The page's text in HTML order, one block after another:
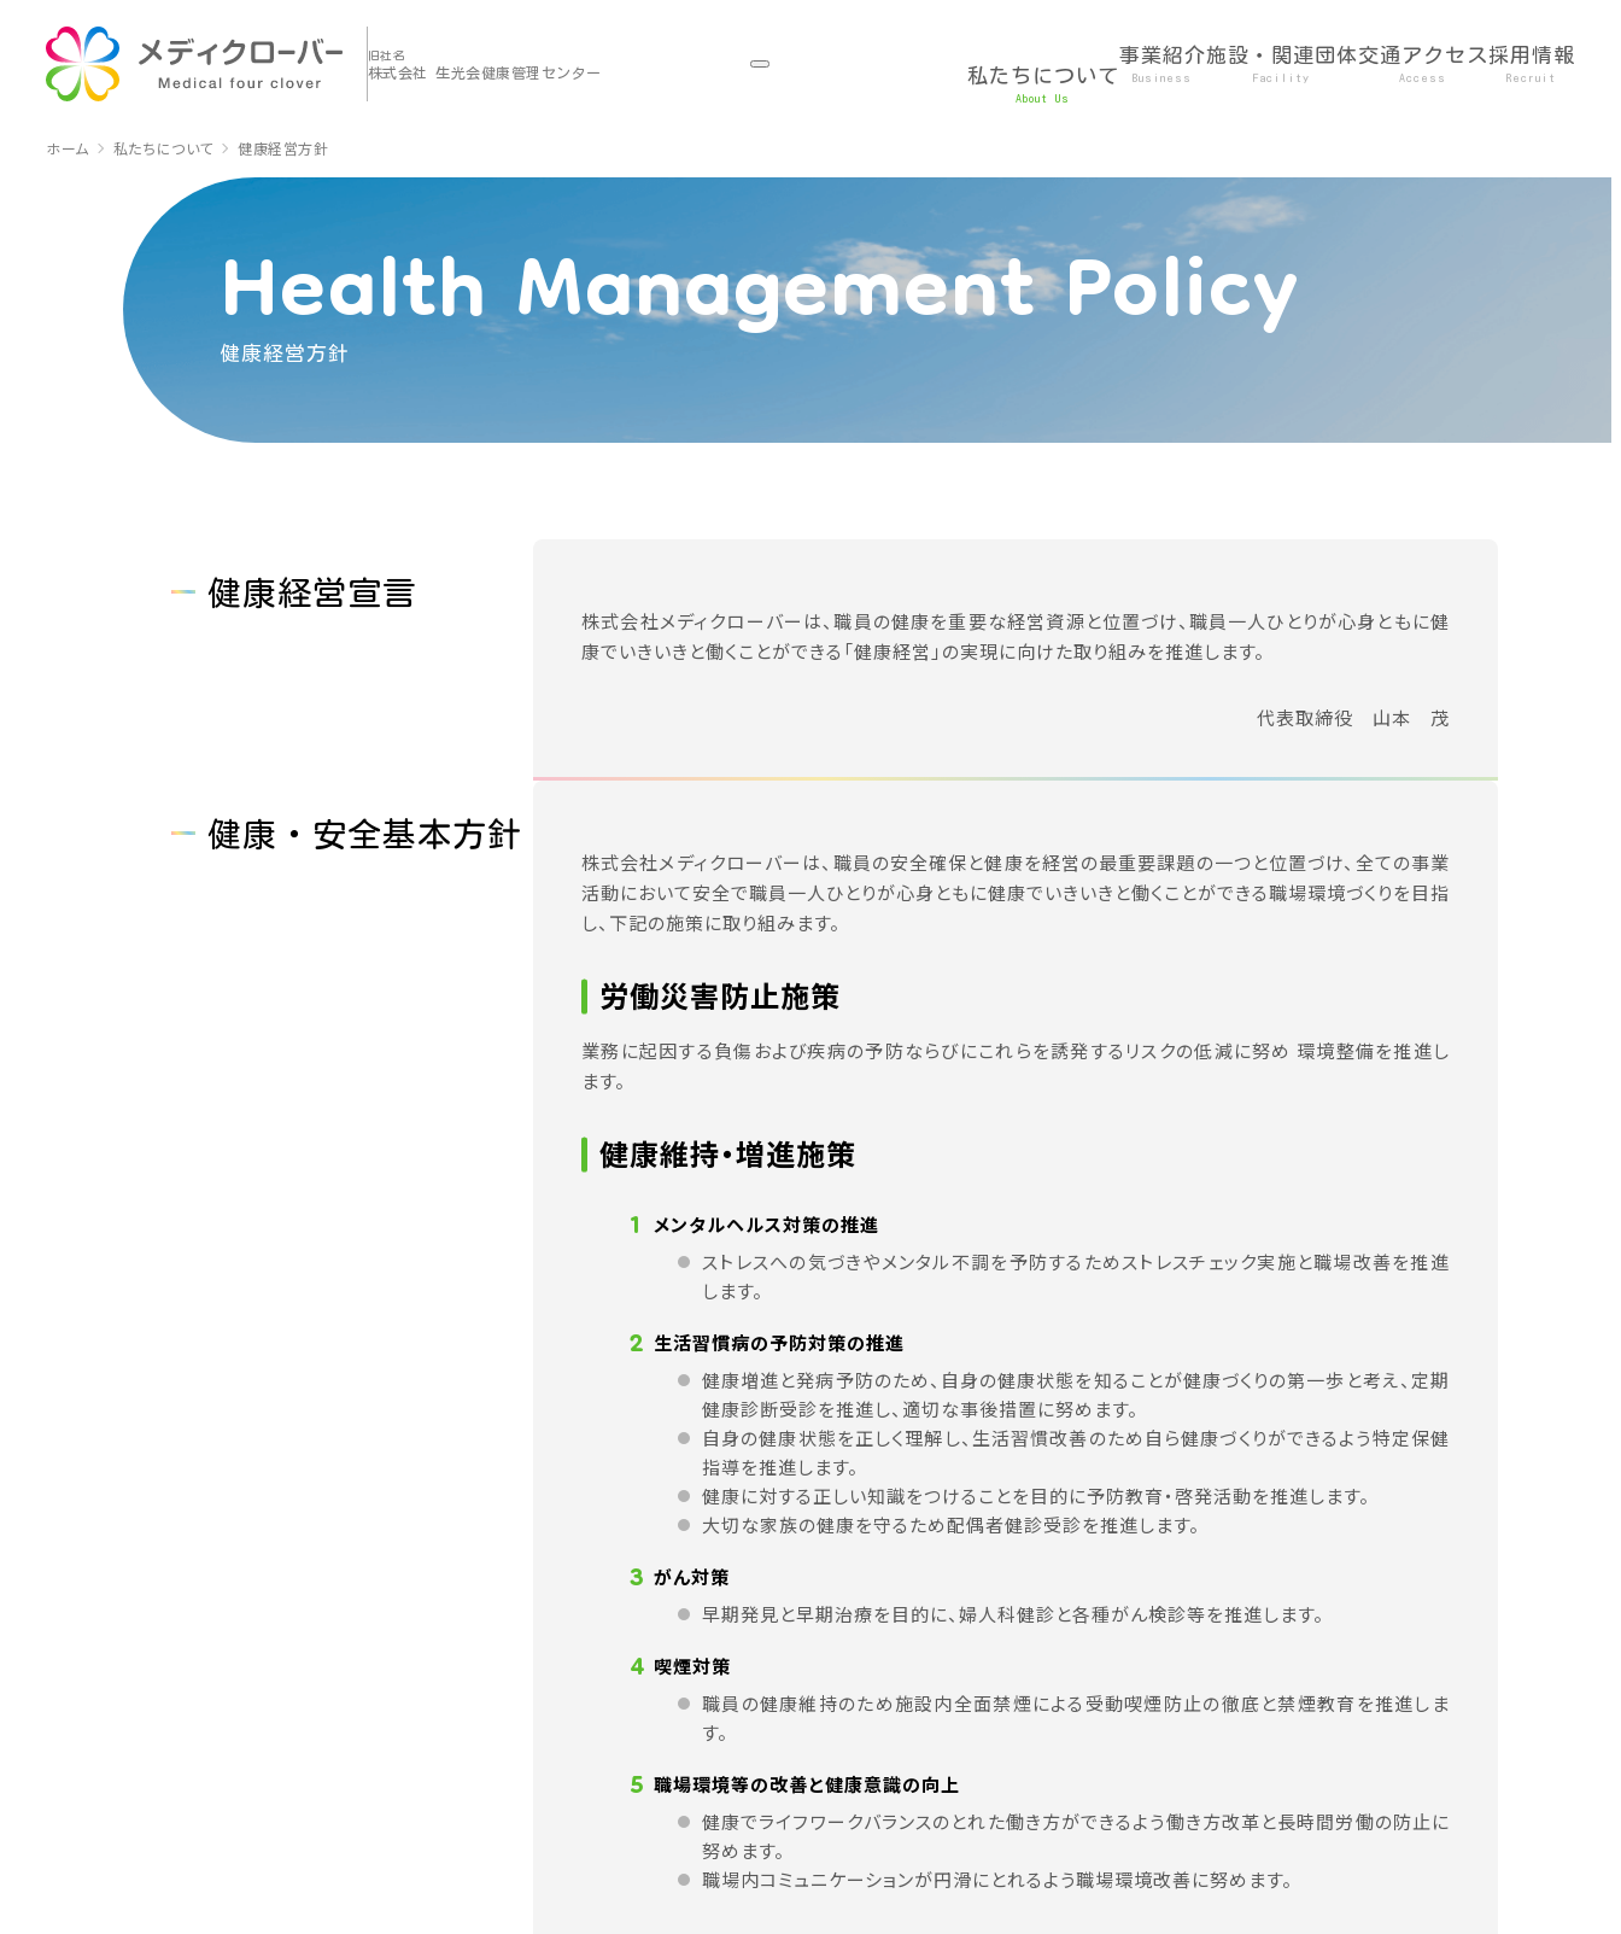
旧社名
株式会社 生光会健康管理センター 私たちについて
About Us
事業紹介
Business
施設・関連団体
Facility
交通アクセス
Access
採用情報
Recruit
ホーム 私たちについて 健康経営方針
Health Management Policy
健康経営方針
健康経営宣言
株式会社メディクローバーは、職員の健康を重要な経営資源と位置づけ、職員一人ひとりが心身ともに健
康でいきいきと働くことができる「健康経営」の実現に向けた取り組みを推進します。
代表取締役 山本 茂
健康・安全基本方針
株式会社メディクローバーは、職員の安全確保と健康を経営の最重要課題の一つと位置づけ、全ての事業
活動において安全で職員一人ひとりが心身ともに健康でいきいきと働くことができる職場環境づくりを目指
し、下記の施策に取り組みます。
労働災害防止施策
業務に起因する負傷および疾病の予防ならびにこれらを誘発するリスクの低減に努め 環境整備を推進し
ます。
健康維持・増進施策
1
メンタルヘルス対策の推進
ストレスへの気づきやメンタル不調を予防するためストレスチェック実施と職場改善を推進
します。
2 生活習慣病の予防対策の推進
健康増進と発病予防のため、自身の健康状態を知ることが健康づくりの第一歩と考え、定期
健康診断受診を推進し、適切な事後措置に努めます。
自身の健康状態を正しく理解し、生活習慣改善のため自ら健康づくりができるよう特定保健
指導を推進します。
健康に対する正しい知識をつけることを目的に予防教育・啓発活動を推進します。
大切な家族の健康を守るため配偶者健診受診を推進します。
3 がん対策
早期発見と早期治療を目的に、婦人科健診と各種がん検診等を推進します。
4 喫煙対策
職員の健康維持のため施設内全面禁煙による受動喫煙防止の徹底と禁煙教育を推進しま
す。
5 職場環境等の改善と健康意識の向上
健康でライフワークバランスのとれた働き方ができるよう働き方改革と長時間労働の防止に
努めます。
職場内コミュニケーションが円滑にとれるよう職場環境改善に努めます。